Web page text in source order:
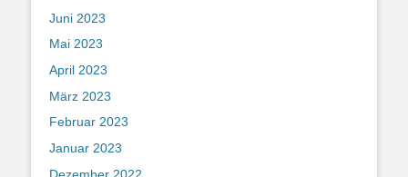
Juni 2023
Mai 2023
April 2023
März 2023
Februar 2023
Januar 2023
Dezember 2022